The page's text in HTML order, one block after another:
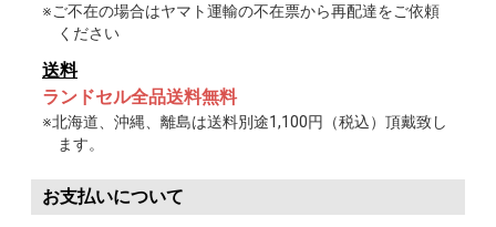
※ご不在の場合はヤマト運輸の不在票から再配達をご依頼
ください
送料
ランドセル全品送料無料
※北海道、沖縄、離島は送料別途1,100円（税込）頂戴致し
ます。
お支払いについて